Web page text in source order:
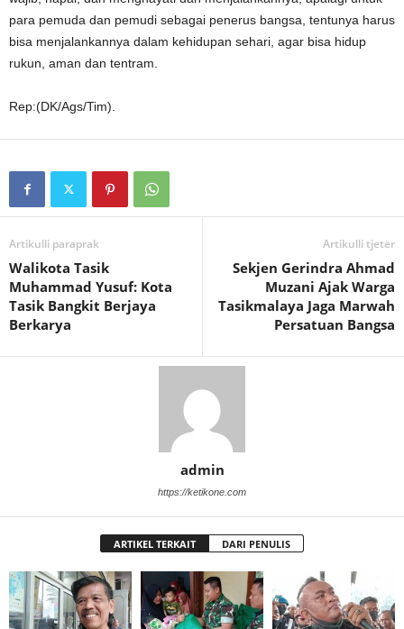
para pemuda dan pemudi sebagai penerus bangsa, tentunya harus
bisa menjalankannya dalam kehidupan sehari, agar bisa hidup
rukun, aman dan tentram.
Rep:(DK/Ags/Tim).
Artikulli paraprak
Walikota Tasik
Muhammad Yusuf: Kota
Tasik Bangkit Berjaya
Berkarya
Artikulli tjetër
Sekjen Gerindra Ahmad
Muzani Ajak Warga
Tasikmalaya Jaga Marwah
Persatuan Bangsa
admin
https://ketikone.com
ARTIKEL TERKAIT DARI PENULIS